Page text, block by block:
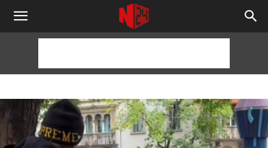
NOTICIAS
HORAS